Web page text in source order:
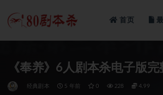
首页
《奉养》6人剧本杀电子版
经典剧本 5 年前 0 228 4.99